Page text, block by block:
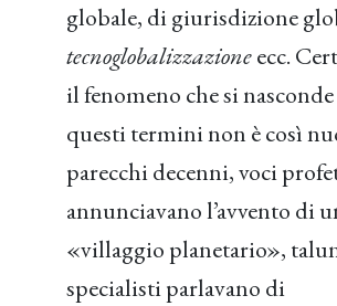
globale, di giurisdizione
tecnoglobalizzazioneecc.
il fenomeno che si
questi termini non è così
parecchi decenni, voci
annunciavano l’avvento di
«villaggio planetario»,
specialisti parlavano di